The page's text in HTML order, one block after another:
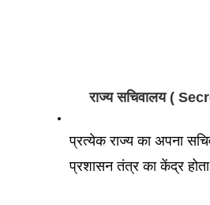
राज्य सचिवालय (
प्रत्येक राज्य का अपना
प्रशासन तंत्र का केंद्र